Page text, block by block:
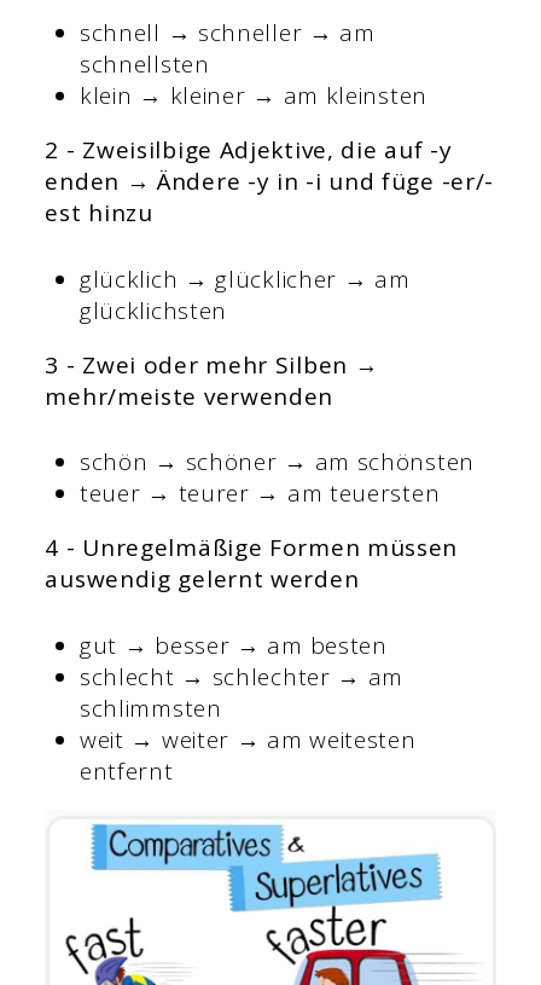
schnell → schneller → am
schnellsten
klein → kleiner → am kleinsten
2 - Zweisilbige Adjektive, die auf -y
enden → Ändere -y in -i und füge -er/-
est hinzu
glücklich → glücklicher → am
glücklichsten
3 - Zwei oder mehr Silben →
mehr/meiste verwenden
schön → schöner → am schönsten
teuer → teurer → am teuersten
4 - Unregelmäßige Formen müssen
auswendig gelernt werden
gut → besser → am besten
schlecht → schlechter → am
schlimmsten
weit → weiter → am weitesten
entfernt